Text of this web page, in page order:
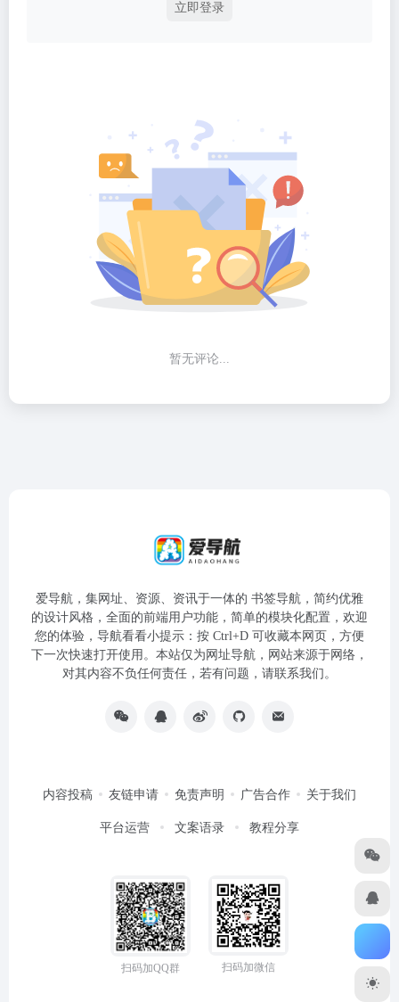
立即登录
暂无评论...
爱导航，集网址、资源、资讯于一体的 书签导航，简约优雅
的设计风格，全面的前端用户功能，简单的模块化配置，欢迎
您的体验，导航看看小提示：按 Ctrl+D 可收藏本网页，方便
下一次快速打开使用。本站仅为网址导航，网站来源于网络，
对其内容不负任何责任，若有问题，请联系我们。
内容投稿 友链申请 免责声明 广告合作 关于我们
平台运营 文案语录 教程分享
扫码加QQ群 扫码加微信